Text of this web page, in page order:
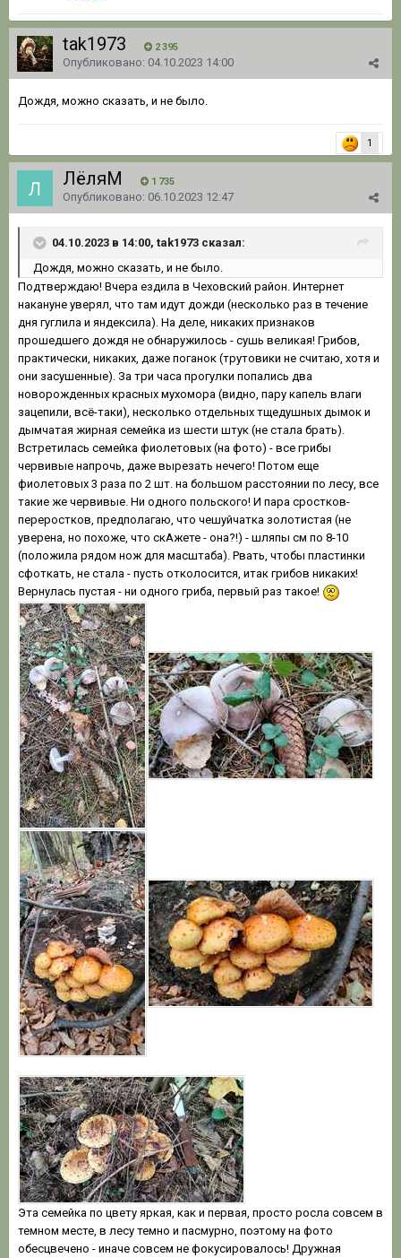
tak1973 2 395
Опубликовано: 04.10.2023 14:00
Дождя, можно сказать, и не было.
1
ЛёляМ 1 735
Опубликовано: 06.10.2023 12:47
04.10.2023 в 14:00, tak1973 сказал:
Дождя, можно сказать, и не было.
Подтверждаю! Вчера ездила в Чеховский район. Интернет
накануне уверял, что там идут дожди (несколько раз в течение
дня гуглила и яндексила). На деле, никаких признаков
прошедшего дождя не обнаружилось - сушь великая! Грибов,
практически, никаких, даже поганок (трутовики не считаю, хотя и
они засушенные). За три часа прогулки попались два
новорожденных красных мухомора (видно, пару капель влаги
зацепили, всё-таки), несколько отдельных тщедушных дымок и
дымчатая жирная семейка из шести штук (не стала брать).
Встретилась семейка фиолетовых (на фото) - все грибы
червивые напрочь, даже вырезать нечего! Потом еще
фиолетовых 3 раза по 2 шт. на большом расстоянии по лесу, все
такие же червивые. Ни одного польского! И пара сростков-
переростков, предполагаю, что чешуйчатка золотистая (не
уверена, но похоже, что скАжете - она?!) - шляпы см по 8-10
(положила рядом нож для масштаба). Рвать, чтобы пластинки
сфоткать, не стала - пусть отколосится, итак грибов никаких!
Вернулась пустая - ни одного гриба, первый раз такое!
Эта семейка по цвету яркая, как и первая, просто росла совсем в
темном месте, в лесу темно и пасмурно, поэтому на фото
обесцвечено - иначе совсем не фокусировалось! Дружная